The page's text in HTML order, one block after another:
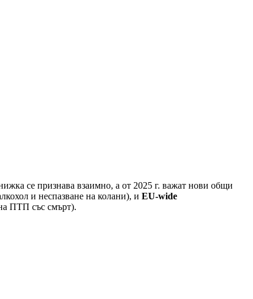
се признава взаимно, а от 2025 г. важат нови общи
и неспазване на колани), и EU-wide
ПТП със смърт).